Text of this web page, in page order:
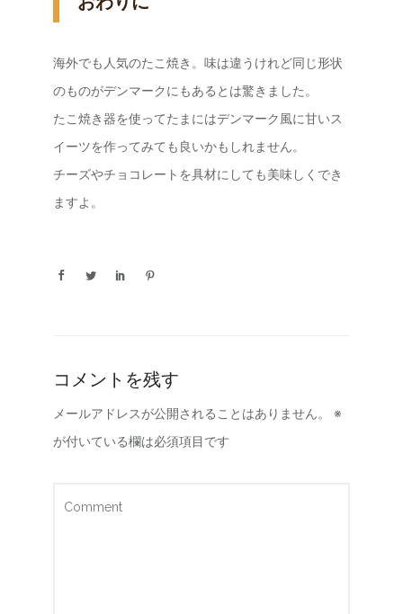
海外でも人気のたこ焼き。味は違うけれど同じ形状
のものがデンマークにもあるとは驚きました。
たこ焼き器を使ってたまにはデンマーク風に甘いス
イーツを作ってみても良いかもしれません。
チーズやチョコレートを具材にしても美味しくでき
ますよ。
コメントを残す
メールアドレスが公開されることはありません。
※
が付いている欄は必須項目です